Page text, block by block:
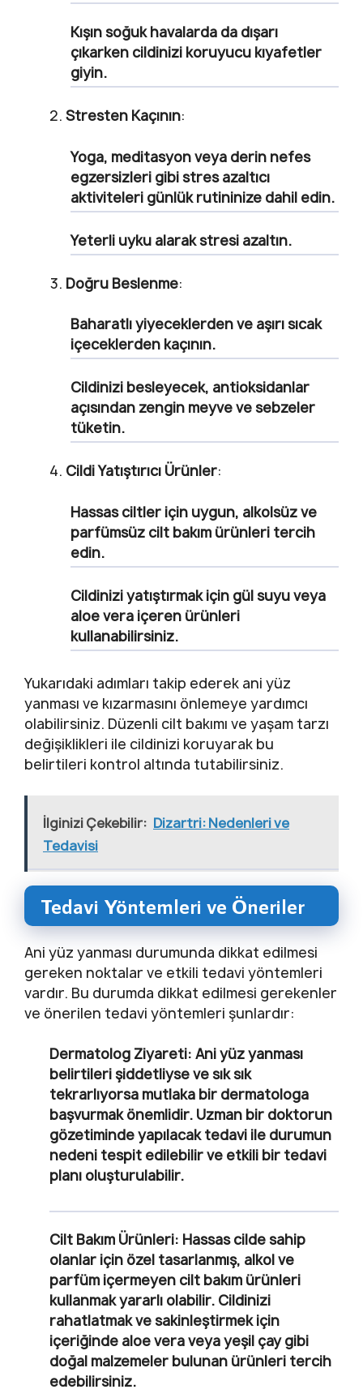
Kışın soğuk havalarda da dışarı
çıkarken cildinizi koruyucu kıyafetler
giyin.
Stresten Kaçının:
Yoga, meditasyon veya derin nefes
egzersizleri gibi stres azaltıcı
aktiviteleri günlük rutininize dahil edin.
Yeterli uyku alarak stresi azaltın.
Doğru Beslenme:
Baharatlı yiyeceklerden ve aşırı sıcak
içeceklerden kaçının.
Cildinizi besleyecek, antioksidanlar
açısından zengin meyve ve sebzeler
tüketin.
Cildi Yatıştırıcı Ürünler:
Hassas ciltler için uygun, alkolsüz ve
parfümsüz cilt bakım ürünleri tercih
edin.
Cildinizi yatıştırmak için gül suyu veya
aloe vera içeren ürünleri
kullanabilirsiniz.
Yukarıdaki adımları takip ederek ani yüz
yanması ve kızarmasını önlemeye yardımcı
olabilirsiniz. Düzenli cilt bakımı ve yaşam tarzı
değişiklikleri ile cildinizi koruyarak bu
belirtileri kontrol altında tutabilirsiniz.
İlginizi Çekebilir: Dizartri: Nedenleri ve
Tedavisi
Tedavi Yöntemleri ve Öneriler
Ani yüz yanması durumunda dikkat edilmesi
gereken noktalar ve etkili tedavi yöntemleri
vardır. Bu durumda dikkat edilmesi gerekenler
ve önerilen tedavi yöntemleri şunlardır:
Dermatolog Ziyareti: Ani yüz yanması
belirtileri şiddetliyse ve sık sık
tekrarlıyorsa mutlaka bir dermatologa
başvurmak önemlidir. Uzman bir doktorun
gözetiminde yapılacak tedavi ile durumun
nedeni tespit edilebilir ve etkili bir tedavi
planı oluşturulabilir.
Cilt Bakım Ürünleri: Hassas cilde sahip
olanlar için özel tasarlanmış, alkol ve
parfüm içermeyen cilt bakım ürünleri
kullanmak yararlı olabilir. Cildinizi
rahatlatmak ve sakinleştirmek için
içeriğinde aloe vera veya yeşil çay gibi
doğal malzemeler bulunan ürünleri tercih
edebilirsiniz.